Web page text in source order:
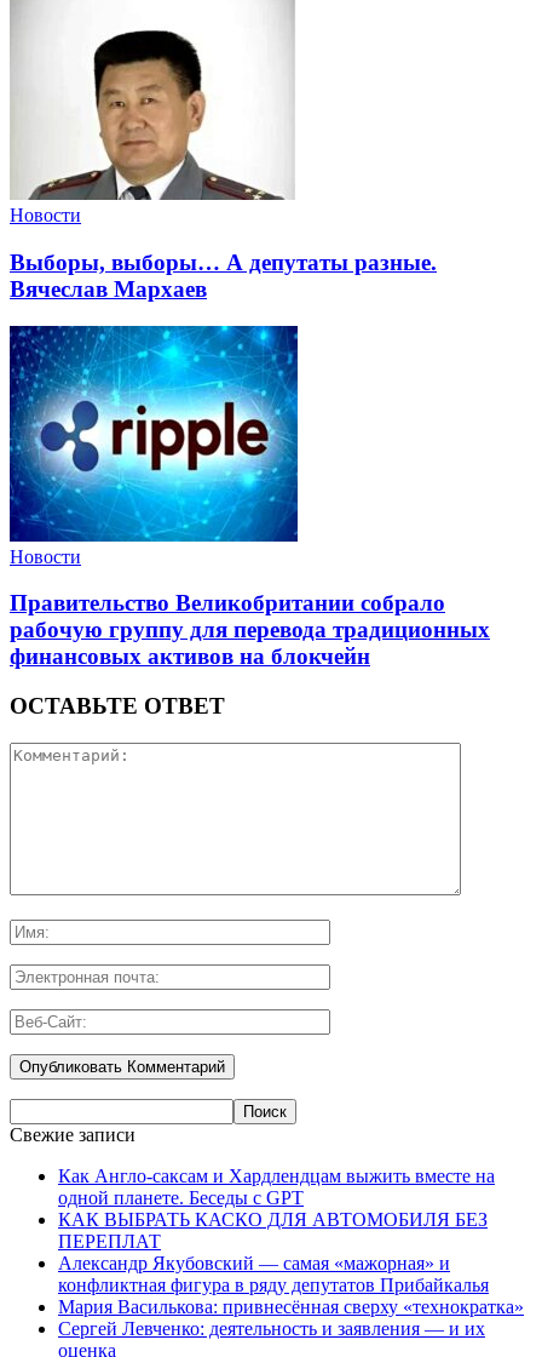
Новости
Выборы, выборы… А депутаты разные.
Вячеслав Мархаев
Новости
Правительство Великобритании собрало
рабочую группу для перевода традиционных
финансовых активов на блокчейн
ОСТАВЬТЕ ОТВЕТ
Свежие записи
Как Англо-саксам и Хардлендцам выжить вместе на
одной планете. Беседы с GPT
КАК ВЫБРАТЬ КАСКО ДЛЯ АВТОМОБИЛЯ БЕЗ
ПЕРЕПЛАТ
Александр Якубовский — самая «мажорная» и
конфликтная фигура в ряду депутатов Прибайкалья
Мария Василькова: привнесённая сверху «технократка»
Сергей Левченко: деятельность и заявления — и их
оценка